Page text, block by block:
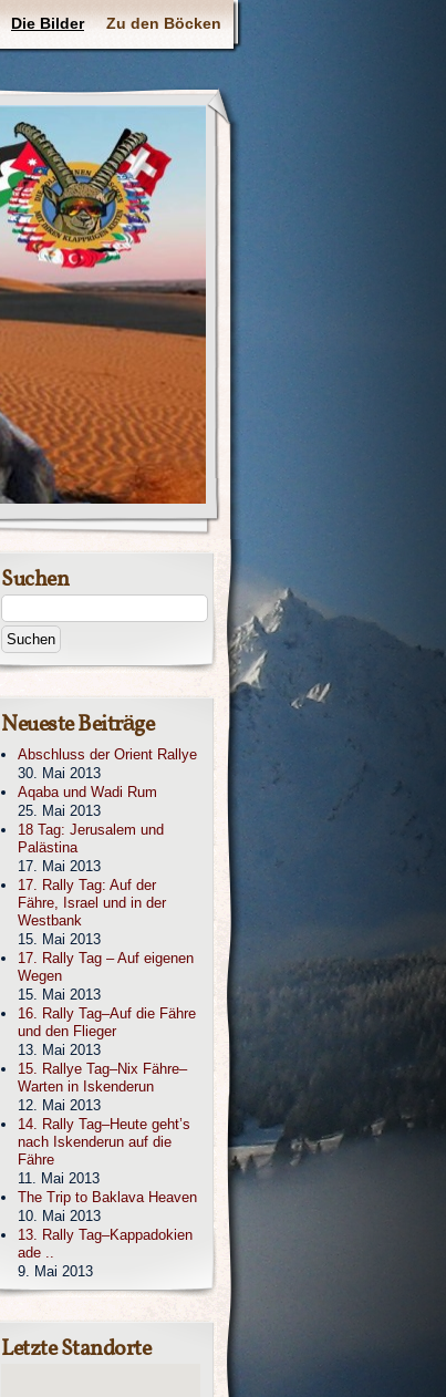
Die Bilder Zu den Böcken
Suchen
Neueste Beiträge
Abschluss der Orient Rallye
30. Mai 2013
Aqaba und Wadi Rum
25. Mai 2013
18 Tag: Jerusalem und
Palästina
17. Mai 2013
17. Rally Tag: Auf der
Fähre, Israel und in der
Westbank
15. Mai 2013
17. Rally Tag – Auf eigenen
Wegen
15. Mai 2013
16. Rally Tag–Auf die Fähre
und den Flieger
13. Mai 2013
15. Rallye Tag–Nix Fähre–
Warten in Iskenderun
12. Mai 2013
14. Rally Tag–Heute geht’s
nach Iskenderun auf die
Fähre
11. Mai 2013
The Trip to Baklava Heaven
10. Mai 2013
13. Rally Tag–Kappadokien
ade ..
9. Mai 2013
Letzte Standorte